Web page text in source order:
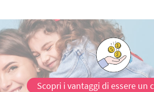
Scopri i vantaggi di essere un